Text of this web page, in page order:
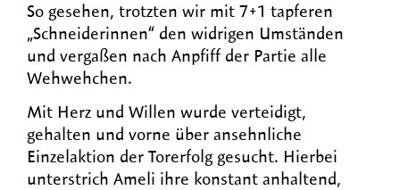
So gesehen, trotzten wir mit 7+1 tapferen
„Schneiderinnen“ den widrigen Umständen
und vergaßen nach Anpfiff der Partie alle
Wehwehchen.
Mit Herz und Willen wurde verteidigt,
gehalten und vorne über ansehnliche
Einzelaktion der Torerfolg gesucht. Hierbei
unterstrich Ameli ihre konstant anhaltend,